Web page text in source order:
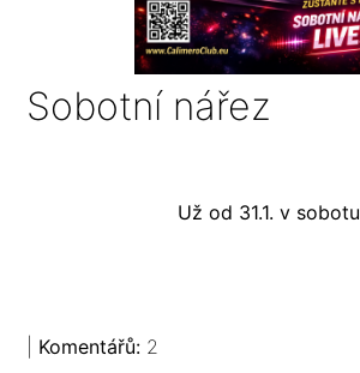
Sobotní nářez
Už od 31.1. v sobotu
Komentářů: 2